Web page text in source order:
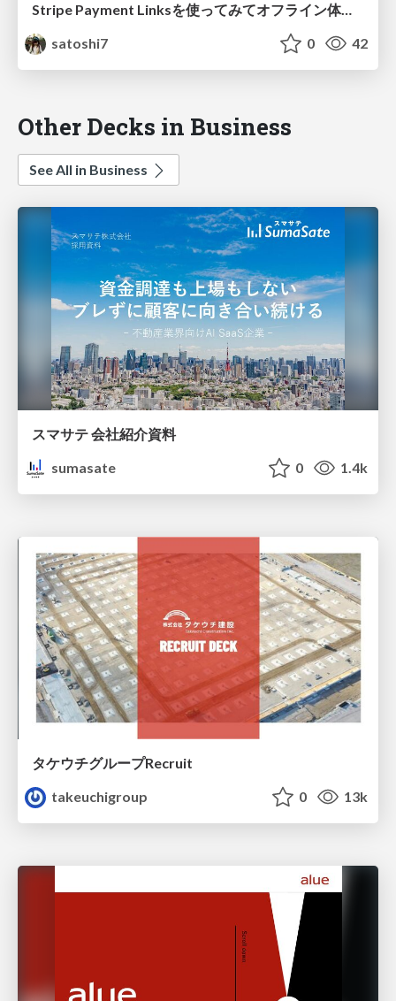
Stripe Payment Linksを使ってみてオフライン体験も考えてみた
satoshi7
0 42
Other Decks in Business
See All in Business
スマサテ 会社紹介資料
sumasate
0 1.4k
タケウチグループRecruit
takeuchigroup
0 13k